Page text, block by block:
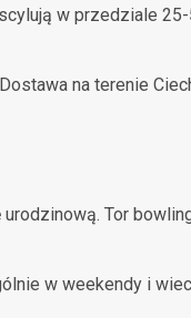
w przedziale
na terenie
Tor
w weekendy i